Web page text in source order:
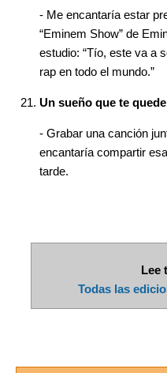
- Me encantaría estar
“Eminem Show” de
estudio: “Tío, este va a
rap en todo el mundo.”
Un sueño que te
- Grabar una canción
encantaría compartir
tarde.
Lee
Todas las